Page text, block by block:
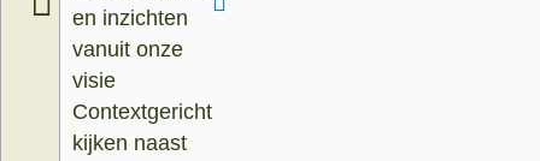
en inzichten
vanuit onze
visie
Contextgericht
kijken naast